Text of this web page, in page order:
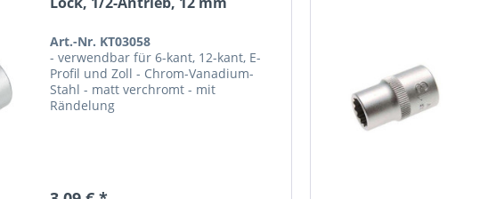
Art.-Nr. KT03058
- verwendbar für 6-kant, 12-kant, E-
Profil und Zoll - Chrom-Vanadium-
Stahl - matt verchromt - mit
Rändelung